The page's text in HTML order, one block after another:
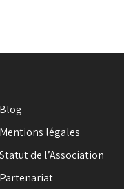
Blog
Mentions légales
Statut de l’Association
Partenariat